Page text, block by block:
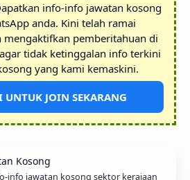
info-info jawatan kosong
anda. Kini telah ramai
mengaktifkan pemberitahuan di
tidak ketinggalan info terkini
yang kami kemaskini.
JOIN SEKARANG
info jawatan kosong sektor kerajaan